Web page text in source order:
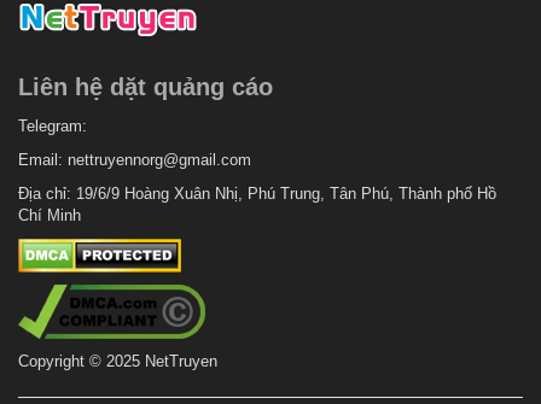
Liên hệ dặt quảng cáo
Telegram:
Email: nettruyennorg@gmail.com
Địa chỉ: 19/6/9 Hoàng Xuân Nhị, Phú Trung, Tân Phú, Thành phố Hồ
Chí Minh
Copyright © 2025 NetTruyen